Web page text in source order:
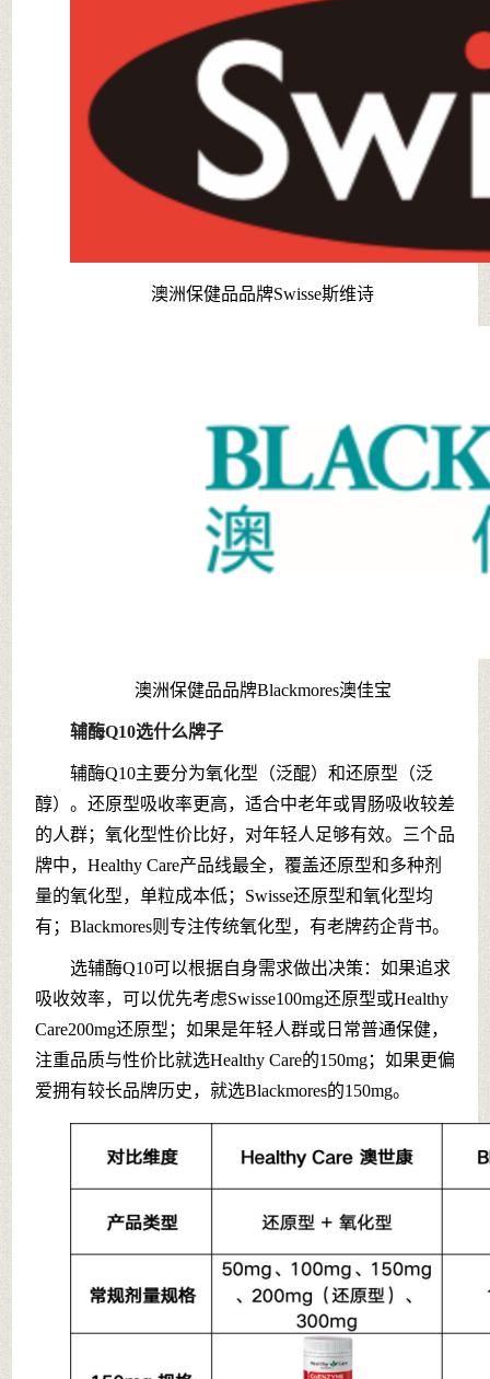
澳洲保健品品牌Swisse斯维诗
澳洲保健品品牌Blackmores澳佳宝
辅酶Q10选什么牌子
辅酶Q10主要分为氧化型（泛醌）和还原型（泛
醇）。还原型吸收率更高，适合中老年或胃肠吸收较差
的人群；氧化型性价比好，对年轻人足够有效。三个品
牌中，Healthy Care产品线最全，覆盖还原型和多种剂
量的氧化型，单粒成本低；Swisse还原型和氧化型均
有；Blackmores则专注传统氧化型，有老牌药企背书。
选辅酶Q10可以根据自身需求做出决策：如果追求
吸收效率，可以优先考虑Swisse100mg还原型或Healthy
Care200mg还原型；如果是年轻人群或日常普通保健，
注重品质与性价比就选Healthy Care的150mg；如果更偏
爱拥有较长品牌历史，就选Blackmores的150mg。